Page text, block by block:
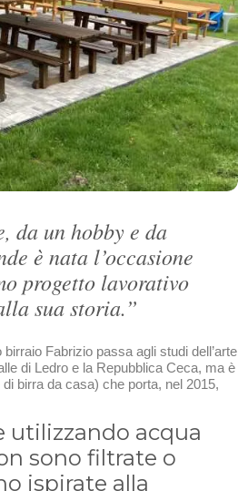
da un hobby e da
è nata l’occasione
progetto lavorativo
sua storia.”
Fabrizio passa agli studi dell’arte
di Ledro e la Repubblica Ceca, ma è
birra da casa) che porta, nel 2015,
utilizzando acqua
sono filtrate o
ispirate alla